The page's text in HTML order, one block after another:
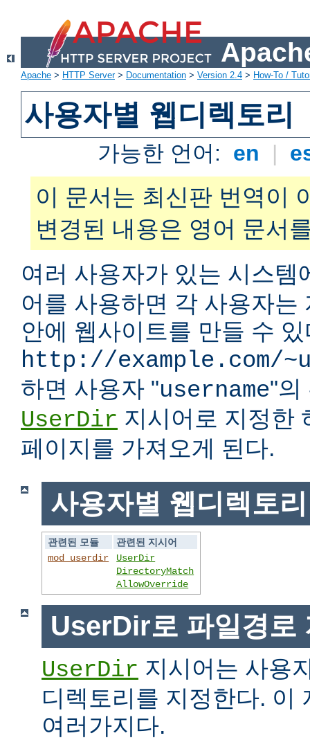
Apache > HTTP Server> Documentation > Version 2.4 > How-To /
사용자별 웹디렉토리
가능한 언어: en |
이 문서는 최신판 번역이
변경된 내용은 영어 문서
여러 사용자가 있는 시스템
어를 사용하면 각 사용자는
안에 웹사이트를 만들 수
http://example.com/
하면 사용자 "username"의
UserDir 지시어로 지정한
페이지를 가져오게 된다.
사용자별 웹디렉토리
관련된 모듈
관련된 지시어
mod_userdir
UserDir
DirectoryMatch
AllowOverride
UserDir로 파일경로
UserDir 지시어는 사용
디렉토리를 지정한다. 이
여러가지다.